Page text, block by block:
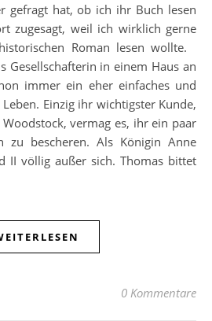
gefragt hat, ob ich ihr Buch lesen
zugesagt, weil ich wirklich gerne
Roman lesen wollte.
Gesellschafterin in einem Haus an
immer ein eher einfaches und
Einzig ihr wichtigster Kunde,
vermag es, ihr ein paar
zu bescheren. Als Königin Anne
II völlig außer sich. Thomas bittet
0 Kommentare